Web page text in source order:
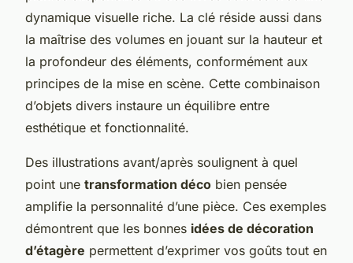
dynamique visuelle riche. La clé réside aussi dans
la maîtrise des volumes en jouant sur la hauteur et
la profondeur des éléments, conformément aux
principes de la mise en scène. Cette combinaison
d’objets divers instaure un équilibre entre
esthétique et fonctionnalité.
Des illustrations avant/après soulignent à quel
point une transformation déco bien pensée
amplifie la personnalité d’une pièce. Ces exemples
démontrent que les bonnes idées de décoration
d’étagère permettent d’exprimer vos goûts tout en